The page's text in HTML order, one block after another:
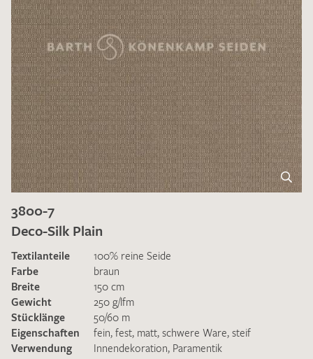
3800-7
Deco-Silk Plain
Textilanteile
100% reine Seide
Farbe
braun
Breite
150 cm
Gewicht
250 g/lfm
Stücklänge
50/60 m
Eigenschaften
fein, fest, matt, schwere Ware, steif
Verwendung
Innendekoration, Paramentik